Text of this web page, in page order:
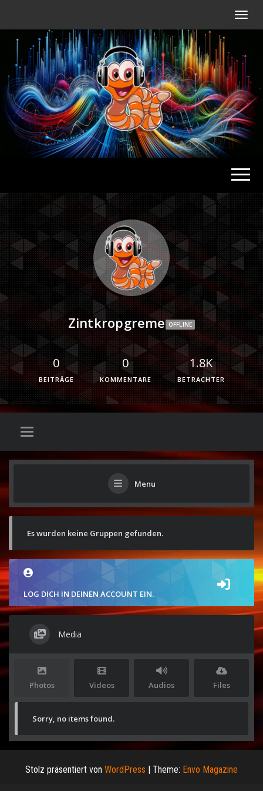
Radio
Zintkropgreme OFFLINE
0
BEITRÄGE
0
KOMMENTARE
1.8K
BETRACHTER
Menu
Es wurden keine Gruppen gefunden.
LOG DICH IN DEINEN ACCOUNT EIN.
Media
Photos Videos Audios Files
Sorry, no items found.
Stolz präsentiert von WordPress | Theme: Envo Magazine